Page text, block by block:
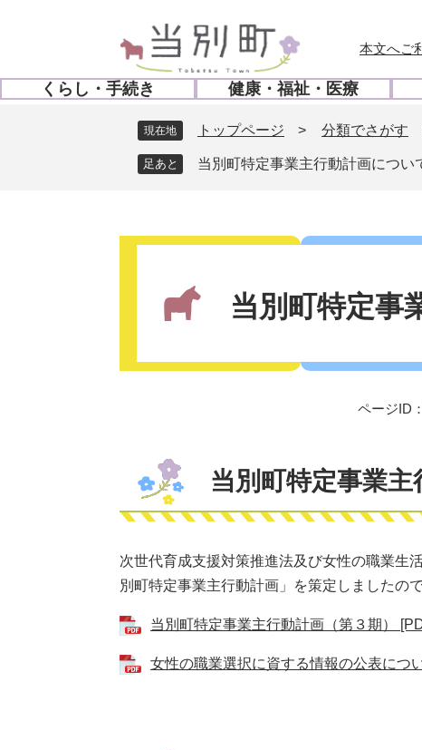
の
先
ー
を
本文へご
くらし・手続き
開
健康・福祉・医療
開
く
現在地 トップページ > 分類でさがす
当別町特定事業主行動計画につい
当別町特定事
ページID
当別町特定事業
次世代育成支援対策推進法及び女性の職業生
別町特定事業主行動計画」を策定しましたの
当別町特定事業主行動計画（第３期）
女性の職業選択に資する情報の公表につ